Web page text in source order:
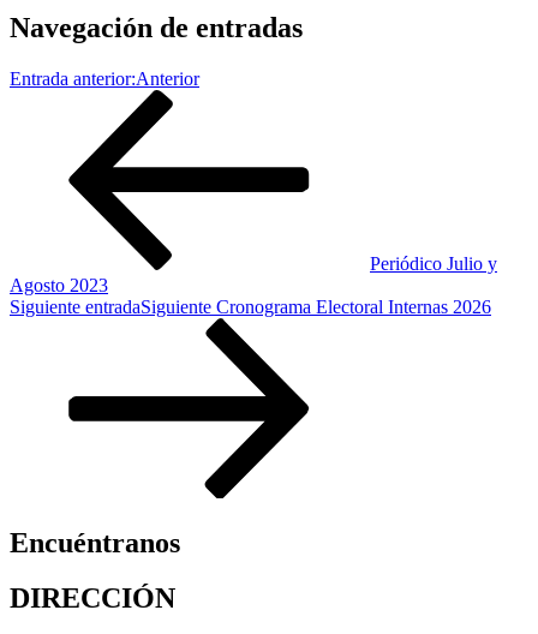
Navegación de entradas
Entrada anterior:Anterior
Periódico Julio y
Agosto 2023
Siguiente entradaSiguiente Cronograma Electoral Internas 2026
Encuéntranos
DIRECCIÓN